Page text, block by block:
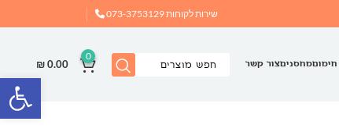
שירות לקוחות073-3753129
חימוםמחסניםצור קשר
0
₪0.00